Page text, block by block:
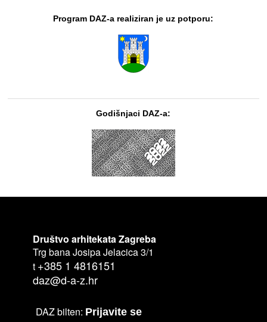
Program DAZ-a realiziran je uz potporu:
Godišnjaci DAZ-a:
Društvo arhitekata Zagreba
Trg bana Josipa Jelacica 3/1
t +385 1 4816151
daz@d-a-z.hr
DAZ bilten: Prijavite se